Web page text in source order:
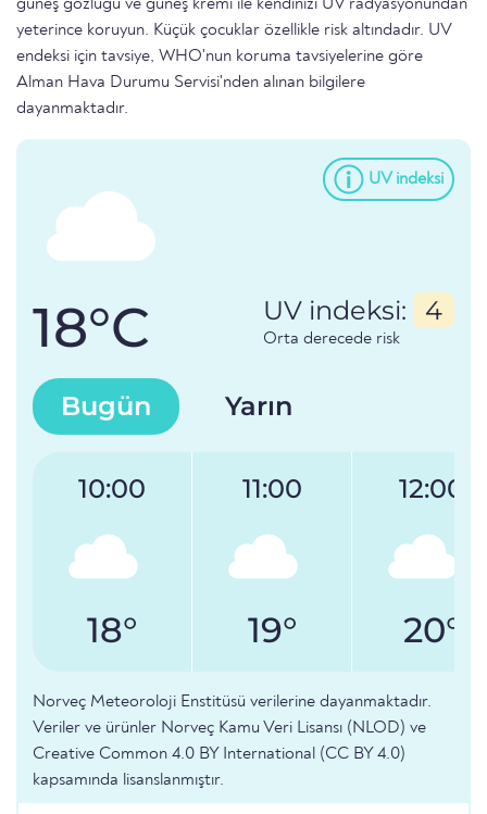
güneş gözlüğü ve güneş kremi ile kendinizi UV radyasyonundan
yeterince koruyun. Küçük çocuklar özellikle risk altındadır. UV
endeksi için tavsiye, WHO'nun koruma tavsiyelerine göre
Alman Hava Durumu Servisi'nden alınan bilgilere
dayanmaktadır.
UV indeksi
18°C UV indeksi: 4
Orta derecede risk
Bugün Yarın
10:00
18°
11:00
19°
12:00
20°
Norveç Meteoroloji Enstitüsü verilerine dayanmaktadır.
Veriler ve ürünler Norveç Kamu Veri Lisansı (NLOD) ve
Creative Common 4.0 BY International (CC BY 4.0)
kapsamında lisanslanmıştır.